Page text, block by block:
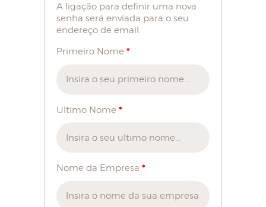
CONTACTOS
MINHA CONTA
A ligação para definir uma nova
senha será enviada para o seu
endereço de email.
Primeiro Nome *
Ultimo Nome *
Nome da Empresa *